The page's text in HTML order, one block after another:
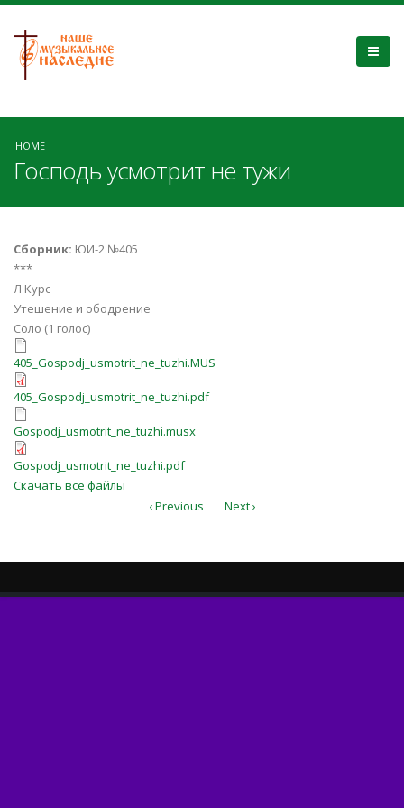
HOME
Господь усмотрит не тужи
Сборник: ЮИ-2 №405
***
Л Курс
Утешение и ободрение
Соло (1 голос)
405_Gospodj_usmotrit_ne_tuzhi.MUS
405_Gospodj_usmotrit_ne_tuzhi.pdf
405_Gospodj_usmotrit_ne_tuzhi.pdf
Gospodj_usmotrit_ne_tuzhi.musx
Gospodj_usmotrit_ne_tuzhi.musx
Gospodj_usmotrit_ne_tuzhi.pdf
Gospodj_usmotrit_ne_tuzhi.pdf
Скачать все файлы
‹ Previous
Next ›